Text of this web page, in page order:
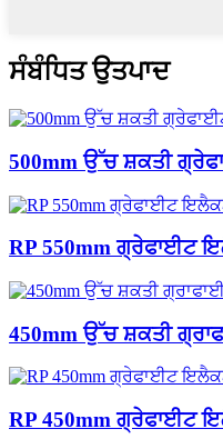
ਸੰਬੰਧਿਤ ਉਤਪਾਦ
500mm ਉੱਚ ਸ਼ਕਤੀ
RP 550mm ਗ੍ਰੇਫਾਈਟ
450mm ਉੱਚ ਸ਼ਕਤੀ
RP 450mm ਗ੍ਰੇਫਾਈਟ